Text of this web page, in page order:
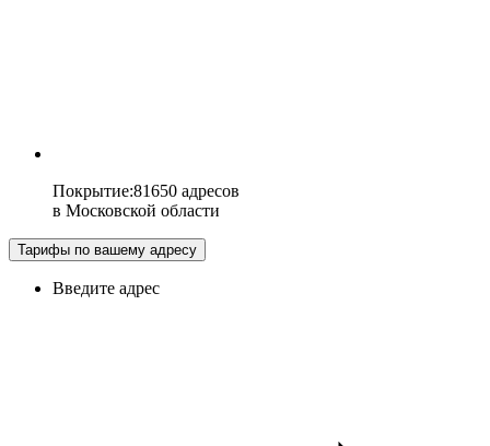
Покрытие:81650 адресов
в Московской области
Тарифы по вашему адресу
Введите адрес